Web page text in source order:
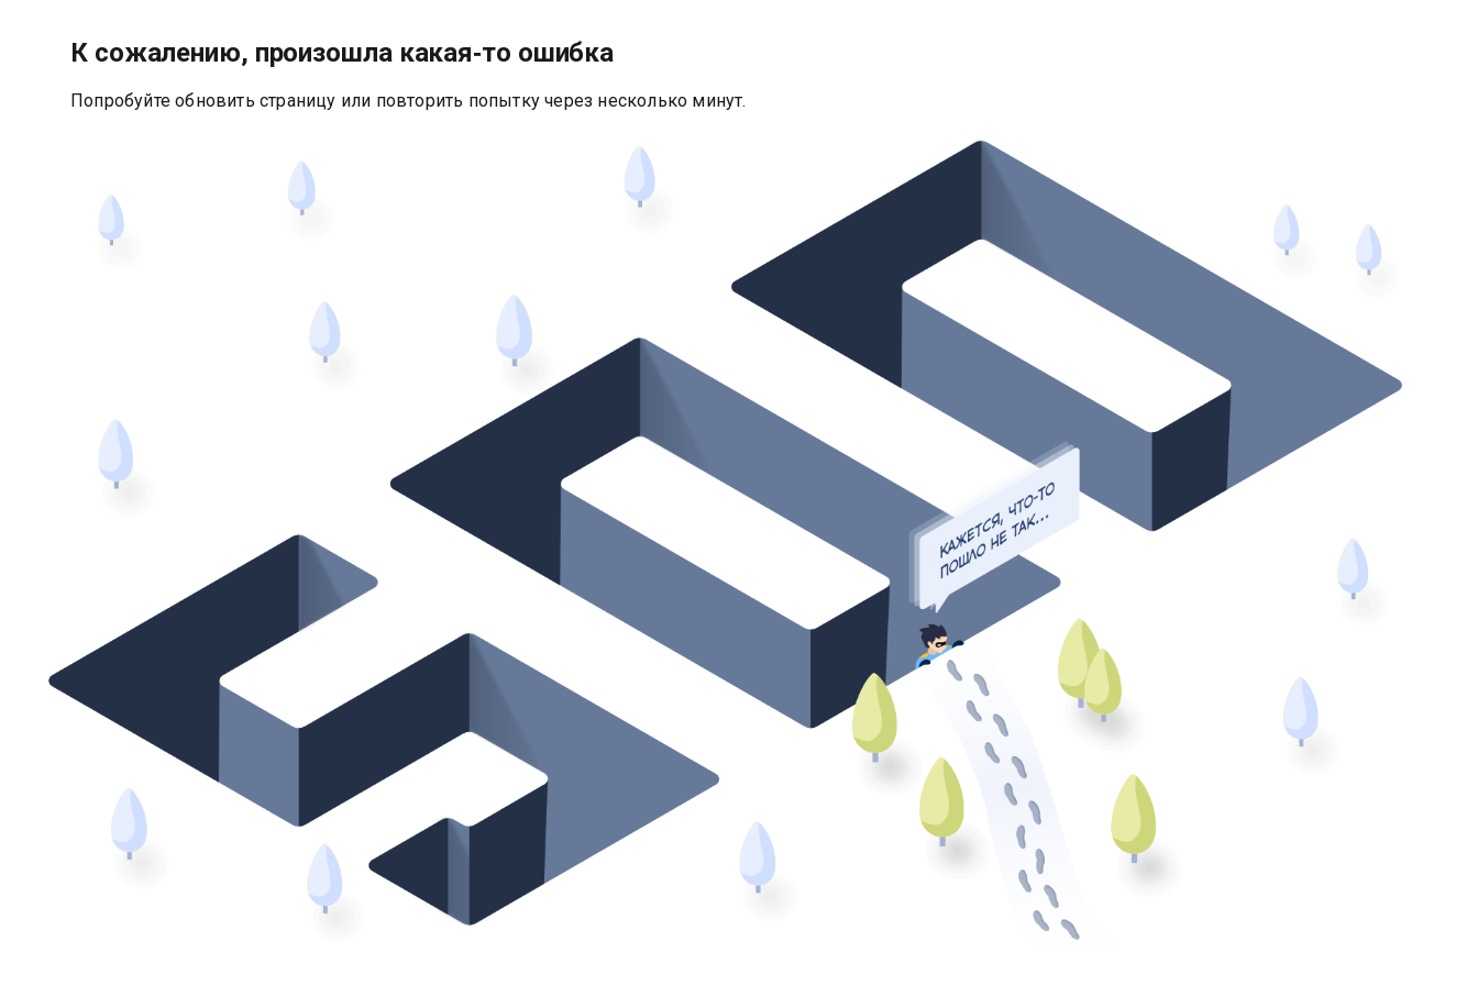
К сожалению, произошла какая‑то ошибка
Попробуйте обновить страницу или повторить попытку через несколько минут.